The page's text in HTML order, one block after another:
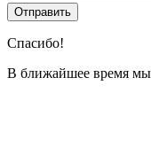
Спасибо!
В ближайшее время